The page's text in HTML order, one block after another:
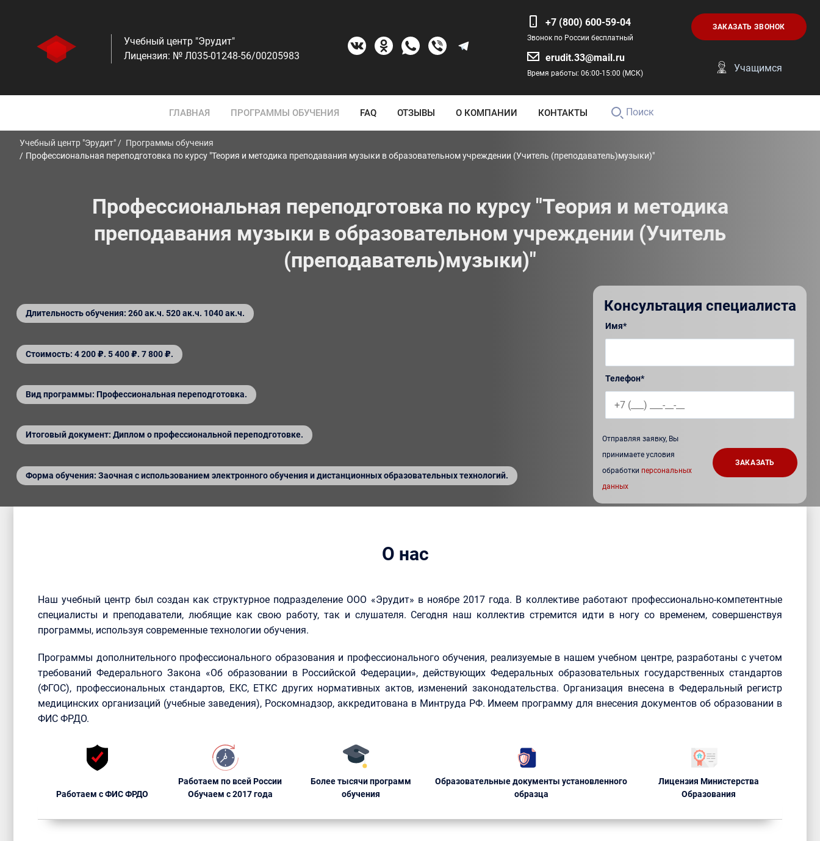
Учебный центр "Эрудит"
Лицензия: № Л035-01248-56/00205983
+7 (800) 600-59-04
Звонок по России бесплатный
erudit.33@mail.ru
Время работы: 06:00-15:00 (МСК)
ЗАКАЗАТЬ ЗВОНОК
Учащимся
ГЛАВНАЯ ПРОГРАММЫ ОБУЧЕНИЯ FAQ ОТЗЫВЫ О КОМПАНИИ КОНТАКТЫ Поиск
Учебный центр "Эрудит"
Программы обучения
Профессиональная переподготовка по курсу "Теория и методика преподавания музыки в образовательном учреждении (Учитель (преподаватель)музыки)"
Профессиональная переподготовка по курсу "Теория и методика
преподавания музыки в образовательном учреждении (Учитель
(преподаватель)музыки)"
Длительность обучения: 260 ак.ч. 520 ак.ч. 1040 ак.ч.
Стоимость: 4 200 ₽. 5 400 ₽. 7 800 ₽.
Вид программы: Профессиональная переподготовка.
Итоговый документ: Диплом о профессиональной переподготовке.
Форма обучения: Заочная с использованием электронного обучения и дистанционных образовательных технологий.
Консультация специалиста
Имя*
Телефон*
Отправляя заявку, Вы
принимаете условия
обработки персональных
данных
О нас
Наш учебный центр был создан как структурное подразделение ООО «Эрудит» в ноябре 2017 года. В коллективе работают профессионально-компетентные
специалисты и преподаватели, любящие как свою работу, так и слушателя. Сегодня наш коллектив стремится идти в ногу со временем, совершенствуя
программы, используя современные технологии обучения.
Программы дополнительного профессионального образования и профессионального обучения, реализуемые в нашем учебном центре, разработаны с учетом
требований Федерального Закона «Об образовании в Российской Федерации», действующих Федеральных образовательных государственных стандартов
(ФГОС), профессиональных стандартов, ЕКС, ЕТКС других нормативных актов, изменений законодательства. Организация внесена в Федеральный регистр
медицинских организаций (учебные заведения), Роскомнадзор, аккредитована в Минтруда РФ. Имеем программу для внесения документов об образовании в
ФИС ФРДО.
Работаем с ФИС ФРДО
Работаем по всей России
Обучаем с 2017 года
Более тысячи программ
обучения
Образовательные документы установленного
образца
Лицензия Министерства
Образования